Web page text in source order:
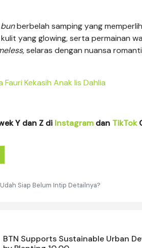
berbelah samping yang
yang glowing, serta permainan
selaras dengan nuansa
Kekasih Anak Iis Dahlia
Y dan Z di Instagram dan TikTok
Siap Belum Intip Detailnya?
BTN Supports Sustainable Urban